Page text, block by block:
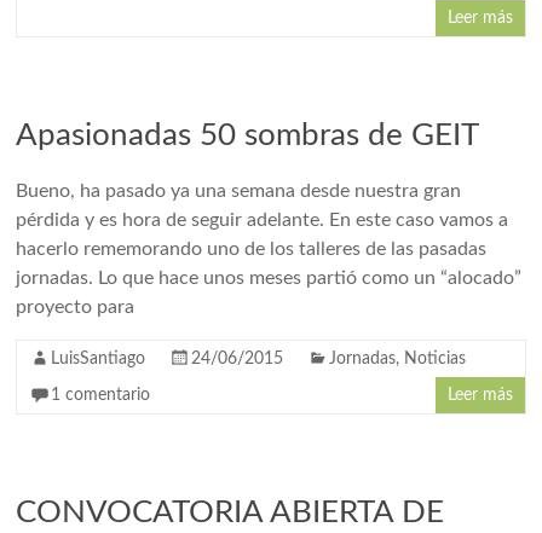
Leer más
Apasionadas 50 sombras de GEIT
Bueno, ha pasado ya una semana desde nuestra gran
pérdida y es hora de seguir adelante. En este caso vamos a
hacerlo rememorando uno de los talleres de las pasadas
jornadas. Lo que hace unos meses partió como un “alocado”
proyecto para
LuisSantiago 24/06/2015 Jornadas, Noticias
1 comentario Leer más
CONVOCATORIA ABIERTA DE